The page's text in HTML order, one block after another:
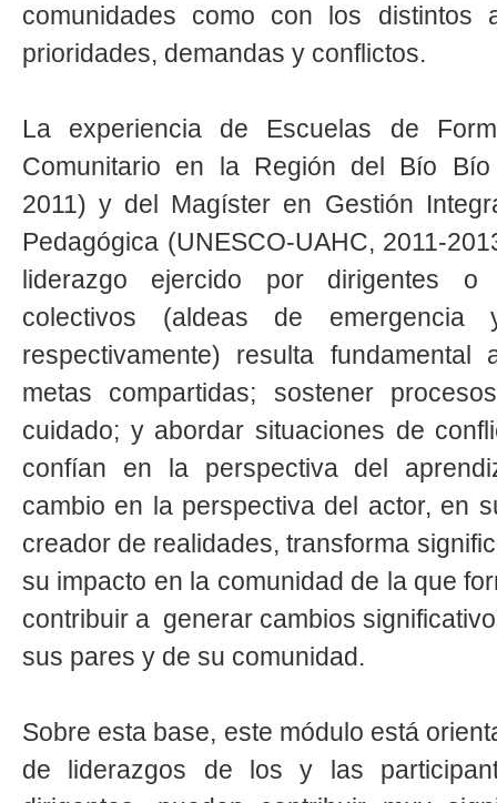
comunidades como con los distintos
prioridades, demandas y conflictos.
La experiencia de Escuelas de
Comunitario en la Región del Bío Bío
2011) y del Magíster en Gestión
Pedagógica (UNESCO-UAHC, 2011-
liderazgo ejercido por dirigentes o
colectivos (aldeas de emergencia
respectivamente) resulta
metas compartidas; sostener
cuidado; y abordar situaciones de
confían en la perspectiva del
cambio en la perspectiva del actor, en
creador de realidades, transforma
su impacto en la comunidad de la que
contribuir a generar cambios
sus pares y de su comunidad.
Sobre esta base, este módulo está
de liderazgos de los y las